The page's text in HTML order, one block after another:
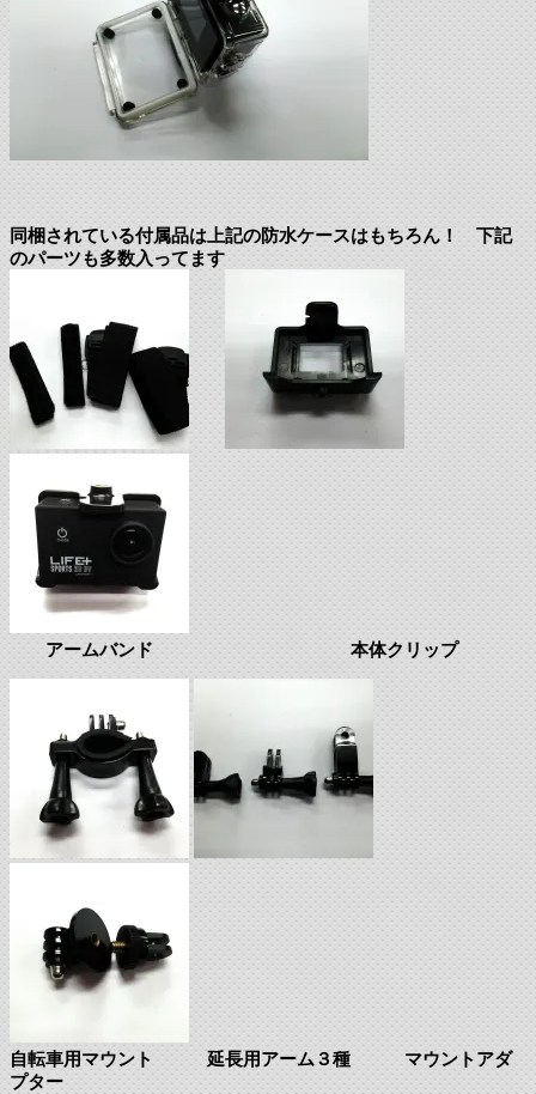
同梱されている付属品は上記の防水ケースはもちろん！ 下記
のパーツも多数入ってます
アームバンド 本体クリップ
自転車用マウント 延長用アーム３種 マウントアダ
プター